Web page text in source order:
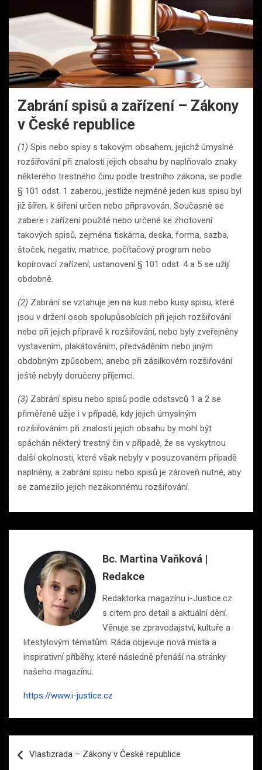
Zabrání spisů a zařízení – Zákony
v České republice
(1) Spis nebo spisy s takovým obsahem, jejichž úmyslné
rozšiřování při znalosti jejich obsahu by naplňovalo znaky
některého trestného činu podle trestního zákona, se podle
§ 101 odst. 1 zaberou, jestliže nejméně jeden kus spisu byl
již šířen, k šíření určen nebo připravován. Současně se
zabere i zařízení použité nebo určené ke zhotovení
takových spisů, zejména tiskárna, deska, forma, sazba,
štoček, negativ, matrice, počítačový program nebo
kopírovací zařízení; ustanovení § 101 odst. 4 a 5 se užijí
obdobně.
(2) Zabrání se vztahuje jen na kus nebo kusy spisu, které
jsou v držení osob spolupůsobících při jejich rozšiřování
nebo při jejich přípravě k rozšiřování, nebo byly zveřejněny
vystavením, plakátováním, předváděním nebo jiným
obdobným způsobem, anebo při zásilkovém rozšiřování
ještě nebyly doručeny příjemci.
(3) Zabrání spisu nebo spisů podle odstavců 1 a 2 se
přiměřeně užije i v případě, kdy jejich úmyslným
rozšiřováním při znalosti jejich obsahu by mohl být
spáchán některý trestný čin v případě, že se vyskytnou
další okolnosti, které však nebyly v posuzovaném případě
naplněny, a zabrání spisu nebo spisů je zároveň nutné, aby
se zamezilo jejich nezákonnému rozšiřování.
Bc. Martina Vaňková |
Redakce
Redaktorka magazínu i-Justice.cz
s citem pro detail a aktuální dění.
Věnuje se zpravodajství, kultuře a
lifestylovým tématům. Ráda objevuje nová místa a
inspirativní příběhy, které následně přenáší na stránky
našeho magazínu.
https://www.i-justice.cz
pro
Vlastizrada – Zákony v České republice